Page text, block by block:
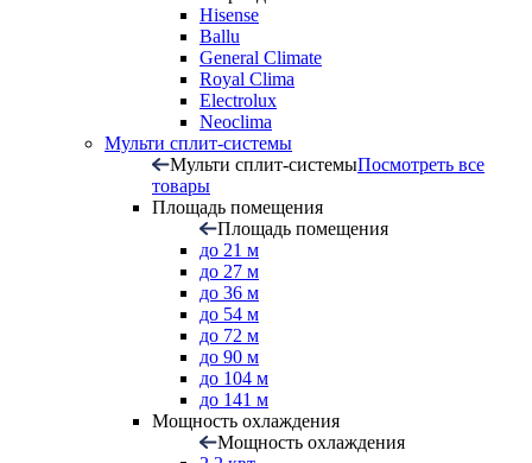
Hisense
Ballu
General Climate
Royal Clima
Electrolux
Neoclima
Мульти сплит-системы
Мульти сплит-системыПосмотреть все
товары
Площадь помещения
Площадь помещения
до 21 м
до 27 м
до 36 м
до 54 м
до 72 м
до 90 м
до 104 м
до 141 м
Мощность охлаждения
Мощность охлаждения